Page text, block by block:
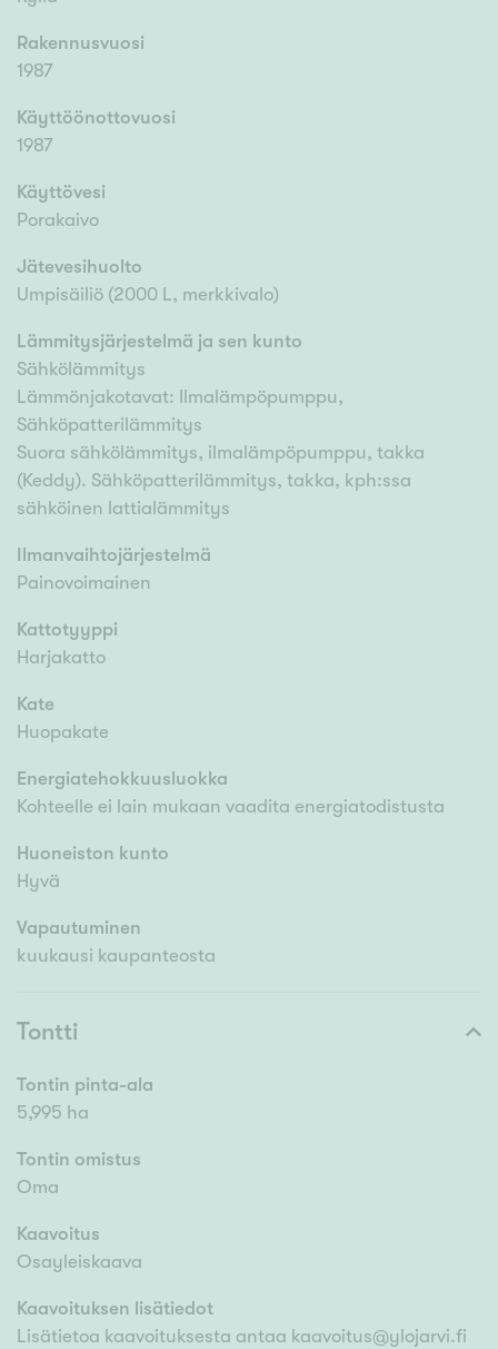
Rakennusvuosi
1987
Käyttöönottovuosi
1987
Käyttövesi
Porakaivo
Jätevesihuolto
Umpisäiliö (2000 L, merkkivalo)
Lämmitysjärjestelmä ja sen kunto
Sähkölämmitys
Lämmönjakotavat: Ilmalämpöpumppu,
Sähköpatterilämmitys
Suora sähkölämmitys, ilmalämpöpumppu, takka
(Keddy). Sähköpatterilämmitys, takka, kph:ssa
sähköinen lattialämmitys
Ilmanvaihtojärjestelmä
Painovoimainen
Kattotyyppi
Harjakatto
Kate
Huopakate
Energiatehokkuusluokka
Kohteelle ei lain mukaan vaadita energiatodistusta
Huoneiston kunto
Hyvä
Vapautuminen
kuukausi kaupanteosta
Tontti
Tontin pinta-ala
5,995 ha
Tontin omistus
Oma
Kaavoitus
Osayleiskaava
Kaavoituksen lisätiedot
Lisätietoa kaavoituksesta antaa kaavoitus@ylojarvi.fi